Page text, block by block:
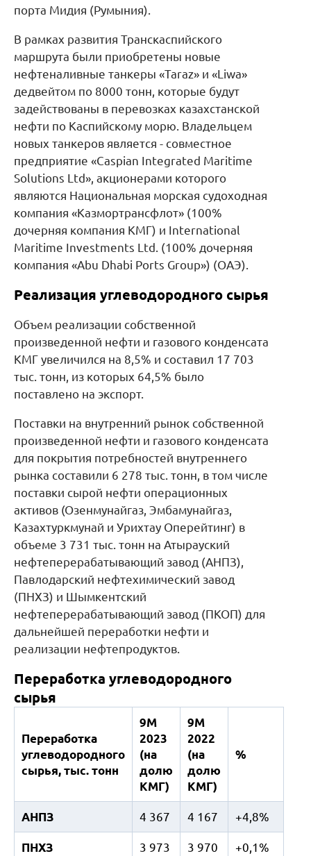
порта Мидия (Румыния).
В рамках развития Транскаспийского
маршрута были приобретены новые
нефтеналивные танкеры «Taraz» и «Liwa»
дедвейтом по 8000 тонн, которые будут
задействованы в перевозках казахстанской
нефти по Каспийскому морю. Владельцем
новых танкеров является - совместное
предприятие «Caspian Integrated Maritime
Solutions Ltd», акционерами которого
являются Национальная морская судоходная
компания «Казмортрансфлот» (100%
дочерняя компания КМГ) и International
Maritime Investments Ltd. (100% дочерняя
компания «Abu Dhabi Ports Group») (ОАЭ).
Реализация углеводородного сырья
Объем реализации собственной
произведенной нефти и газового конденсата
КМГ увеличился на 8,5% и составил 17 703
тыс. тонн, из которых 64,5% было
поставлено на экспорт.
Поставки на внутренний рынок собственной
произведенной нефти и газового конденсата
для покрытия потребностей внутреннего
рынка составили 6 278 тыс. тонн, в том числе
поставки сырой нефти операционных
активов (Озенмунайгаз, Эмбамунайгаз,
Казахтуркмунай и Урихтау Оперейтинг) в
объеме 3 731 тыс. тонн на Атырауский
нефтеперерабатывающий завод (АНПЗ),
Павлодарский нефтехимический завод
(ПНХЗ) и Шымкентский
нефтеперерабатывающий завод (ПКОП) для
дальнейшей переработки нефти и
реализации нефтепродуктов.
Переработка углеводородного
сырья
Переработка
углеводородного
сырья, тыс. тонн
9М
2023
(на
долю
КМГ)
9М
2022
(на
долю
КМГ)
%
АНПЗ 4 367 4 167 +4,8%
ПНХЗ 3 973 3 970 +0,1%